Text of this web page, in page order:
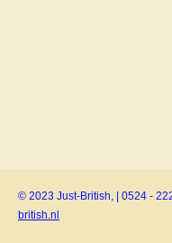
© 2023 Just-British, | 0524 -
british.nl